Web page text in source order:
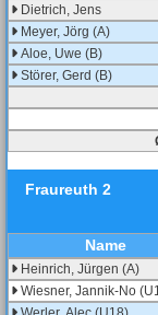
Dietrich, Jens
Meyer, Jörg (A)
Aloe, Uwe (B)
Störer, Gerd (B)
Fraureuth 2
Name
Heinrich, Jürgen (A)
Wiesner, Jannik-No